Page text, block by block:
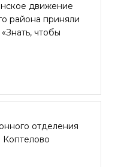
движение
района приняли
чтобы
отделения
Коптелово